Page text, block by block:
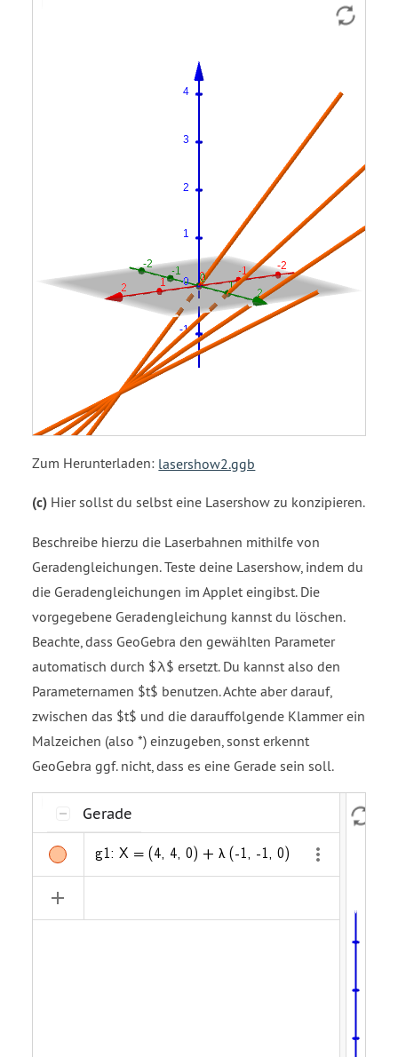
Zum Herunterladen: lasershow2.ggb
(c) Hier sollst du selbst eine Lasershow zu konzipieren.
Beschreibe hierzu die Laserbahnen mithilfe von
Geradengleichungen. Teste deine Lasershow, indem du
die Geradengleichungen im Applet eingibst. Die
vorgegebene Geradengleichung kannst du löschen.
Beachte, dass GeoGebra den gewählten Parameter
automatisch durch $λ$ ersetzt. Du kannst also den
Parameternamen $t$ benutzen. Achte aber darauf,
zwischen das $t$ und die darauffolgende Klammer ein
Malzeichen (also *) einzugeben, sonst erkennt
GeoGebra ggf. nicht, dass es eine Gerade sein soll.
Gerade
g1: X = (4, 4, 0) + λ (-1, -1, 0)
Drücke
das
Objekt